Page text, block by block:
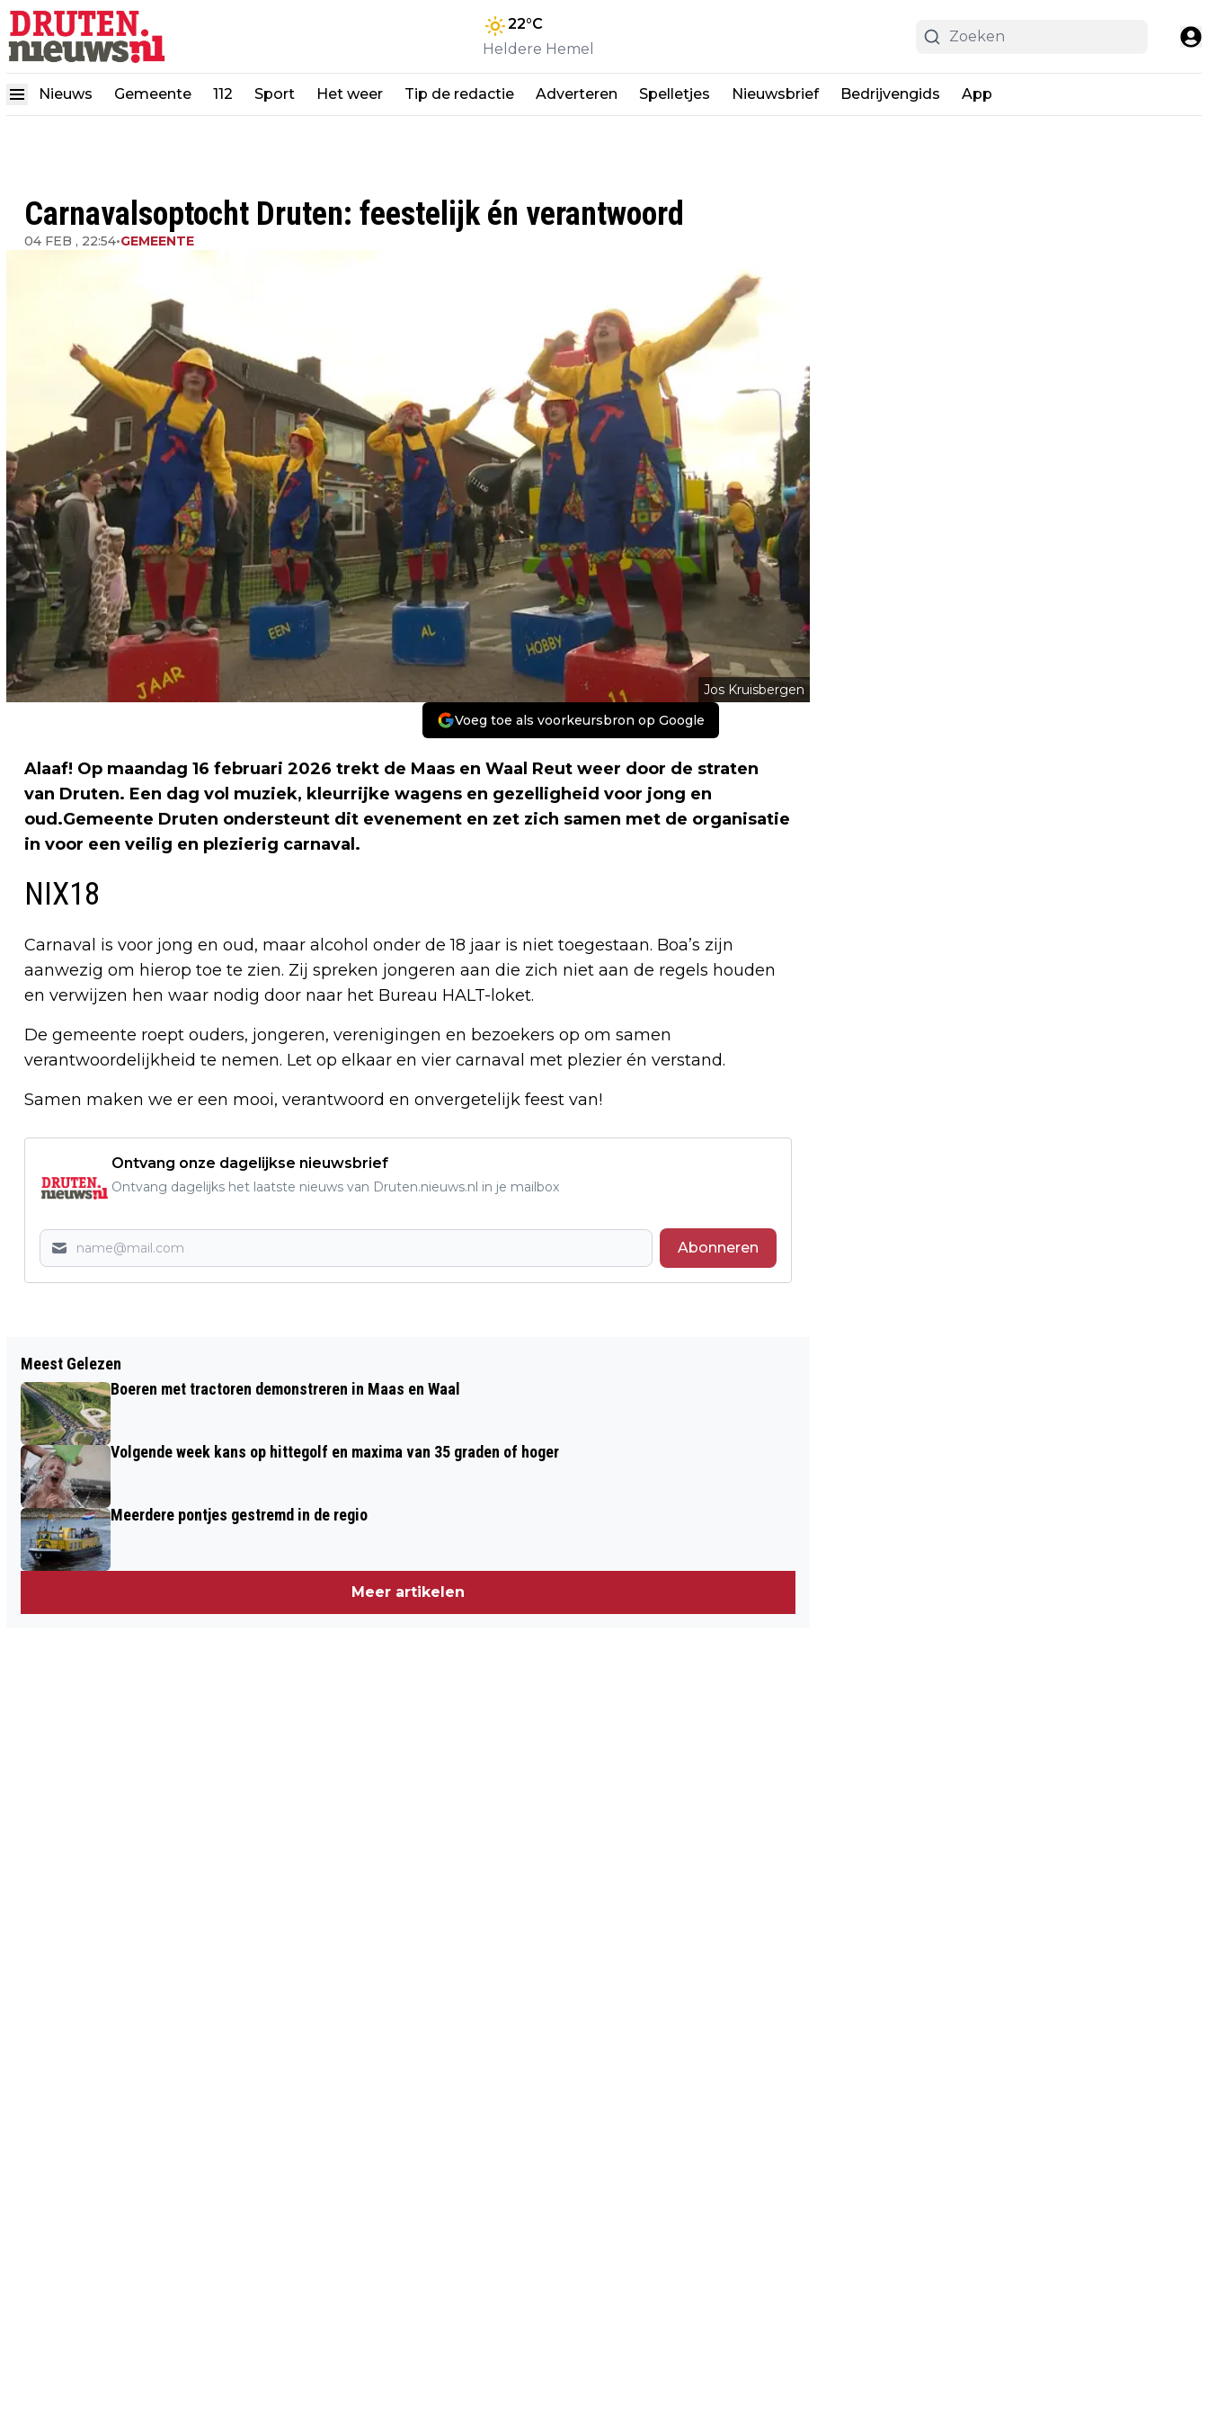
22°C
Heldere Hemel
Nieuws Gemeente 112 Sport Het weer Tip de redactie Adverteren Spelletjes Nieuwsbrief Bedrijvengids App
Carnavalsoptocht Druten: feestelijk én verantwoord
04 FEB , 22:54•GEMEENTE
Jos Kruisbergen
Voeg toe als voorkeursbron op Google
Alaaf! Op maandag 16 februari 2026 trekt de Maas en Waal Reut weer door de straten
van Druten. Een dag vol muziek, kleurrijke wagens en gezelligheid voor jong en
oud.Gemeente Druten ondersteunt dit evenement en zet zich samen met de organisatie
in voor een veilig en plezierig carnaval.
NIX18
Carnaval is voor jong en oud, maar alcohol onder de 18 jaar is niet toegestaan. Boa’s zijn
aanwezig om hierop toe te zien. Zij spreken jongeren aan die zich niet aan de regels houden
en verwijzen hen waar nodig door naar het Bureau HALT-loket.
De gemeente roept ouders, jongeren, verenigingen en bezoekers op om samen
verantwoordelijkheid te nemen. Let op elkaar en vier carnaval met plezier én verstand.
Samen maken we er een mooi, verantwoord en onvergetelijk feest van!
Ontvang onze dagelijkse nieuwsbrief
Ontvang dagelijks het laatste nieuws van Druten.nieuws.nl in je mailbox
Abonneren
AANTAL BOETES VOOR RIJDEN ONDER
INVLOED IN DRUTEN FLINK GESTEGEN
MUNITAX
Meest Gelezen
Boeren met tractoren demonstreren in Maas en Waal
Volgende week kans op hittegolf en maxima van 35 graden of hoger
Meerdere pontjes gestremd in de regio
Meer artikelen